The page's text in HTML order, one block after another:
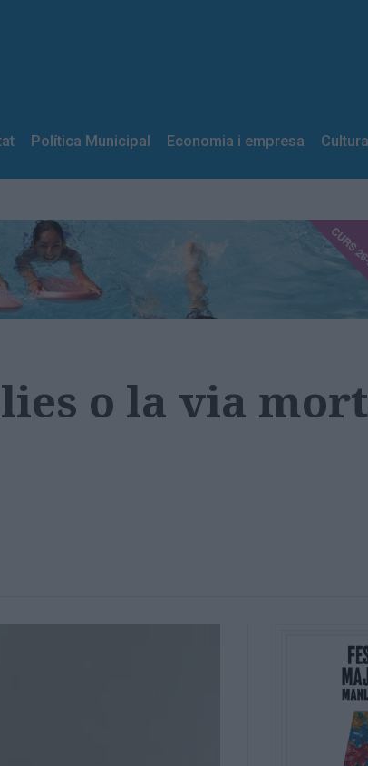
Política Municipal Economia i empresa Cultura
o la via